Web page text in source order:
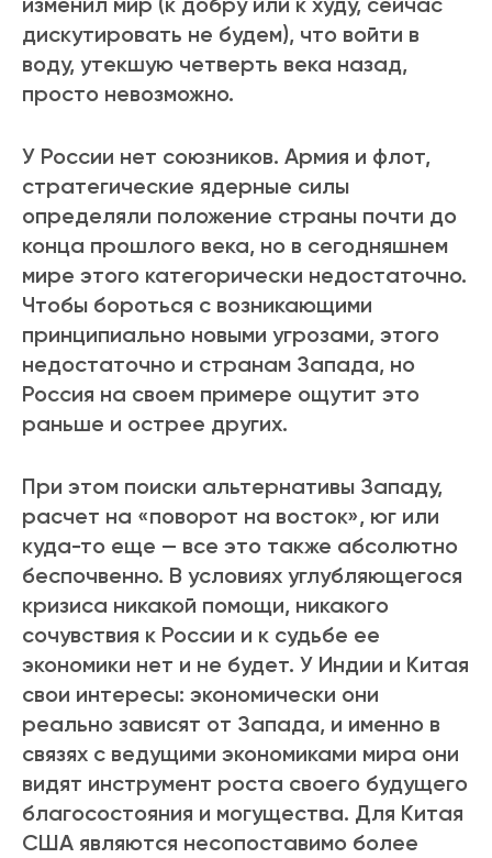
дискутировать не будем), что войти в
воду, утекшую четверть века назад,
просто невозможно.
У России нет союзников. Армия и флот,
стратегические ядерные силы
определяли положение страны почти до
конца прошлого века, но в сегодняшнем
мире этого категорически недостаточно.
Чтобы бороться с возникающими
принципиально новыми угрозами, этого
недостаточно и странам Запада, но
Россия на своем примере ощутит это
раньше и острее других.
При этом поиски альтернативы Западу,
расчет на «поворот на восток», юг или
куда-то еще — все это также абсолютно
беспочвенно. В условиях углубляющегося
кризиса никакой помощи, никакого
сочувствия к России и к судьбе ее
экономики нет и не будет. У Индии и Китая
свои интересы: экономически они
реально зависят от Запада, и именно в
связях с ведущими экономиками мира они
видят инструмент роста своего будущего
благосостояния и могущества. Для Китая
США являются несопоставимо более